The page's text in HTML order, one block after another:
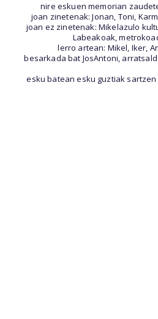
nire eskuen memorian
joan zinetenak: Jonan, Toni,
joan ez zinetenak: Mikelazulo
Labeakoak,
lerro artean: Mikel, Iker,
besarkada bat JosAntoni,
esku batean esku guztiak